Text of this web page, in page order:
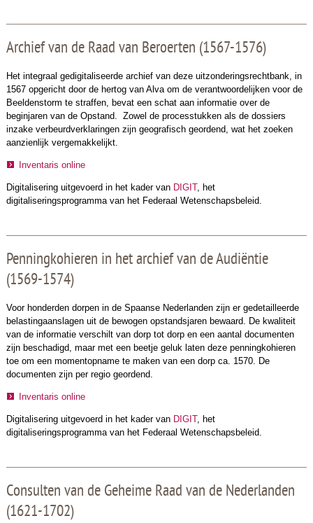
Archief van de Raad van Beroerten (1567-1576)
Het integraal gedigitaliseerde archief van deze uitzonderingsrechtbank, in
1567 opgericht door de hertog van Alva om de verantwoordelijken voor de
Beeldenstorm te straffen, bevat een schat aan informatie over de
beginjaren van de Opstand. Zowel de processtukken als de dossiers
inzake verbeurdverklaringen zijn geografisch geordend, wat het zoeken
aanzienlijk vergemakkelijkt.
Inventaris online
Digitalisering uitgevoerd in het kader van DIGIT, het
digitaliseringsprogramma van het Federaal Wetenschapsbeleid.
Penningkohieren in het archief van de Audiëntie
(1569-1574)
Voor honderden dorpen in de Spaanse Nederlanden zijn er gedetailleerde
belastingaanslagen uit de bewogen opstandsjaren bewaard. De kwaliteit
van de informatie verschilt van dorp tot dorp en een aantal documenten
zijn beschadigd, maar met een beetje geluk laten deze penningkohieren
toe om een momentopname te maken van een dorp ca. 1570. De
documenten zijn per regio geordend.
Inventaris online
Digitalisering uitgevoerd in het kader van DIGIT, het
digitaliseringsprogramma van het Federaal Wetenschapsbeleid.
Consulten van de Geheime Raad van de Nederlanden
(1621-1702)